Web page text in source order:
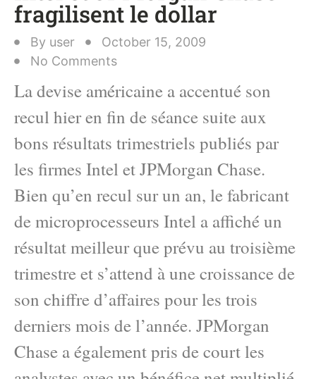
fragilisent le dollar
By user
October 15, 2009
No Comments
La devise américaine a accentué son
recul hier en fin de séance suite aux
bons résultats trimestriels publiés par
les firmes Intel et JPMorgan Chase.
Bien qu’en recul sur un an, le fabricant
de microprocesseurs Intel a affiché un
résultat meilleur que prévu au troisième
trimestre et s’attend à une croissance de
son chiffre d’affaires pour les trois
derniers mois de l’année. JPMorgan
Chase a également pris de court les